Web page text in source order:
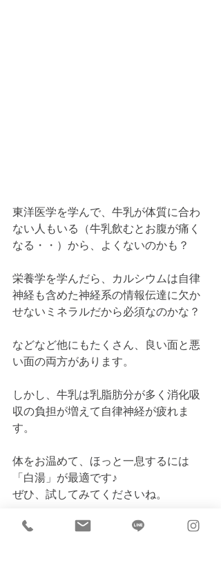
東洋医学を学んで、牛乳が体質に合わ
ない人もいる（牛乳飲むとお腹が痛く
なる・・）から、よくないのかも？
栄養学を学んだら、カルシウムは自律
神経も含めた神経系の情報伝達に欠か
せないミネラルだから必須なのかな？
などなど他にもたくさん、良い面と悪
い面の両方があります。
しかし、牛乳は乳脂肪分が多く消化吸
収の負担が増えて自律神経が疲れま
す。
体をお温めて、ほっと一息するには
「白湯」が最適です♪
ぜひ、試してみてくださいね。
また、体をしっかり温めてほぐしてい